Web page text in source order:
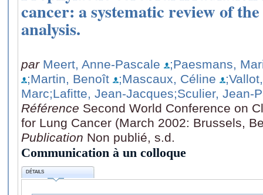
cancer: a systematic review of
analysis.
par Meert, Anne-Pascale
;Paesmans,
;Martin, Benoît
;Mascaux, Céline
Marc;Lafitte, Jean-Jacques;Sculier, Jean-
Référence Second World Conference on
for Lung Cancer (March 2002: Brussels,
Publication Non publié, s.d.
Communication à un colloque
DÉTAILS